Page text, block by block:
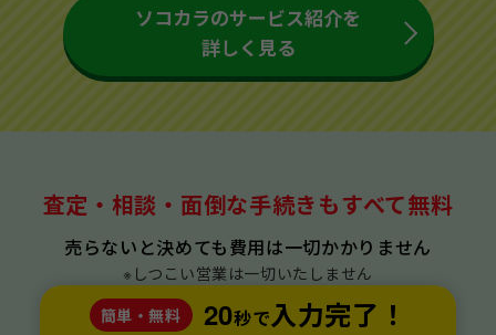
ソコカラのサービス紹介を
詳しく見る
査定・相談・面倒な手続きもすべて無料
売らないと決めても費用は一切かかりません
※しつこい営業は一切いたしません
簡単・無料
20秒で入力完了！